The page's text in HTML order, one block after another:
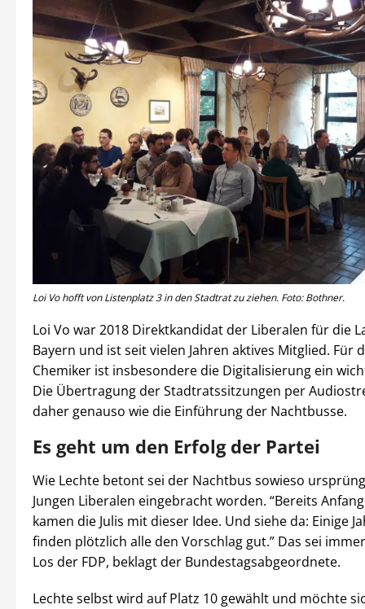
Loi Vo hofft von Listenplatz 3 in den Stadtrat zu ziehen. Foto: Bothner.
Loi Vo war 2018 Direktkandidat der Liberalen für die
Bayern und ist seit vielen Jahren aktives Mitglied. Für
Chemiker ist insbesondere die Digitalisierung ein
Die Übertragung der Stadtratssitzungen per
daher genauso wie die Einführung der Nachtbusse.
Es geht um den Erfolg der Partei
Wie Lechte betont sei der Nachtbus sowieso
Jungen Liberalen eingebracht worden. “Bereits
kamen die Julis mit dieser Idee. Und siehe da: Einige
finden plötzlich alle den Vorschlag gut.” Das sei
Los der FDP, beklagt der Bundestagsabgeordnete.
Lechte selbst wird auf Platz 10 gewählt und möchte